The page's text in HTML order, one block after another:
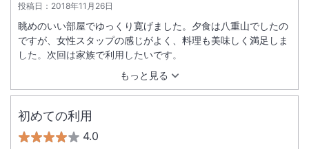
投稿日： 2018年11月26日
もっと見る
眺めのいい部屋でゆっくり寛げました。夕食は八重山でしたの
ですが、女性スタップの感じがよく、料理も美味しく満足しま
した。次回は家族で利用したいです。
初めての利用
4.0